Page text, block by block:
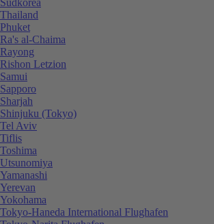
Thailand
Phuket
Ra's al-Chaima
Rayong
Rishon Letzion
Samui
Sapporo
Sharjah
Shinjuku (Tokyo)
Tel Aviv
Tiflis
Toshima
Utsunomiya
Yamanashi
Yerevan
Yokohama
Tokyo-Haneda International Flughafen